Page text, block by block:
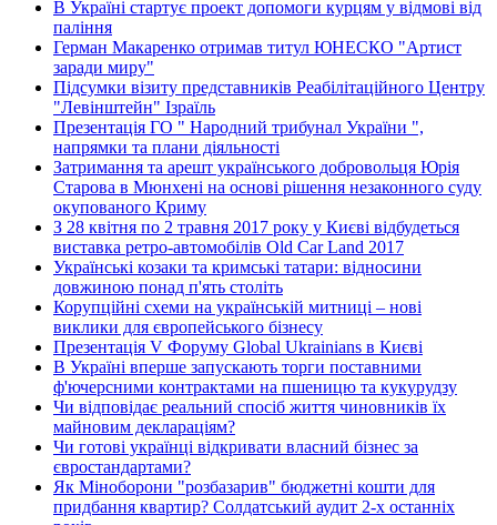
В Україні стартує проект допомоги курцям у відмові від
паління
Герман Макаренко отримав титул ЮНЕСКО "Артист
заради миру"
Підсумки візиту представників Реабілітаційного Центру
"Левінштейн" Ізраїль
Презентація ГО " Народний трибунал України ",
напрямки та плани діяльності
Затримання та арешт українського добровольця Юрія
Старова в Мюнхені на основі рішення незаконного суду
окупованого Криму
З 28 квітня по 2 травня 2017 року у Києві відбудеться
виставка ретро-автомобілів Old Car Land 2017
Українські козаки та кримські татари: відносини
довжиною понад п'ять століть
Корупційні схеми на українській митниці – нові
виклики для європейського бізнесу
Презентація V Форуму Global Ukrainians в Києві
В Україні вперше запускають торги поставними
ф'ючерсними контрактами на пшеницю та кукурудзу
Чи відповідає реальний спосіб життя чиновників їх
майновим деклараціям?
Чи готові українці відкривати власний бізнес за
євростандартами?
Як Міноборони "розбазарив" бюджетні кошти для
придбання квартир? Солдатський аудит 2-х останніх